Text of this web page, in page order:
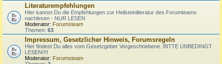
Literaturempfehlungen
Hier kannst Du die Empfehlungen zur Heilsteinliteratur des Forumteams
nachlesen - NUR LESEN
Moderator: Forumsteam
Themen: 63
Impressum, Gesetzlicher Hinweis, Forumsregeln
Hier findest Du alles vom Gesetzgeber Vorgeschriebene. BITTE UNBEDINGT
LESEN!!!!
Moderator: Forumsteam